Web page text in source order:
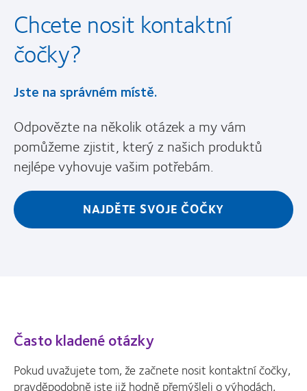
Chcete nosit kontaktní
čočky?
Jste na správném místě.
Odpovězte na několik otázek a my vám
pomůžeme zjistit, který z našich produktů
nejlépe vyhovuje vašim potřebám.
NAJDĚTE SVOJE ČOČKY
Často kladené otázky
Pokud uvažujete tom, že začnete nosit kontaktní čočky,
pravděpodobně jste již hodně přemýšleli o výhodách,